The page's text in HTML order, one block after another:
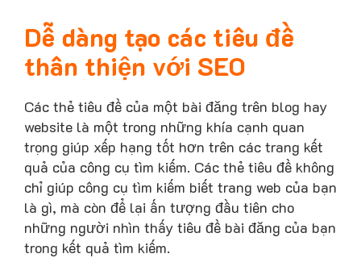
Dễ dàng tạo các tiêu đề
thân thiện với SEO
Các thẻ tiêu đề của một bài đăng trên blog hay
website là một trong những khía cạnh quan
trọng giúp xếp hạng tốt hơn trên các trang kết
quả của công cụ tìm kiếm. Các thẻ tiêu đề không
chỉ giúp công cụ tìm kiếm biết trang web của bạn
là gì, mà còn để lại ấn tượng đầu tiên cho
những người nhìn thấy tiêu đề bài đăng của bạn
trong kết quả tìm kiếm.